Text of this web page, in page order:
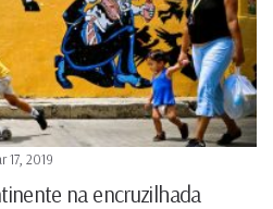
17, 2019
na encruzilhada